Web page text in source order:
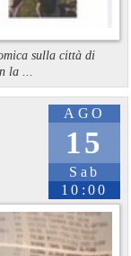
sulla città di
la ...
AGO
15
Sab
10:00